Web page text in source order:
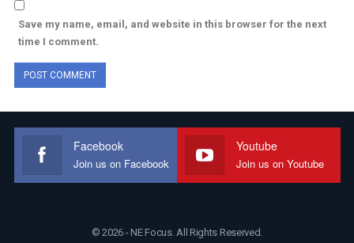
Save my name, email, and website in this browser for the next
time I comment.
Facebook
Join us on Facebook
Youtube
Join us on Youtube
© 2026 - NE Focus. All Rights Reserved.